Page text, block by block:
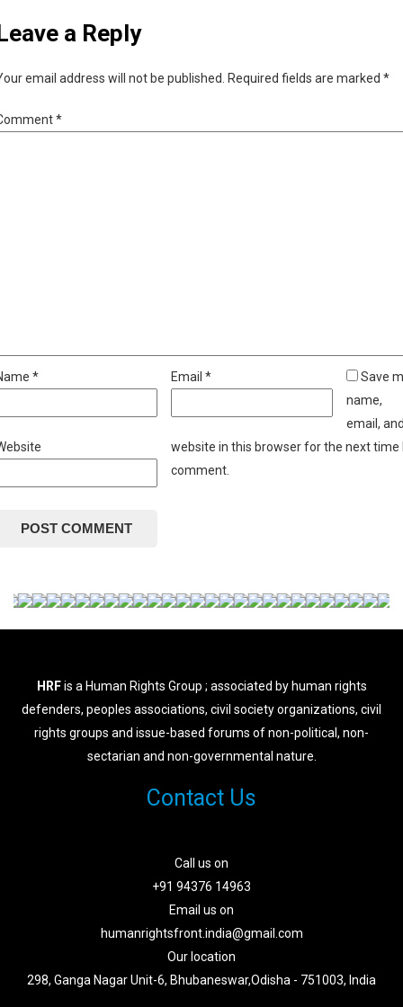
a Reply
email address will not be published. Required fields are marked *
*
* Email *
Save
name,
email,
website in this browser for the next time
comment.
HRFis a Human Rights Group ; associated by human rights
defenders, peoples associations, civil society organizations, civil
rights groups and issue-based forums of non-political, non-
sectarian and non-governmental nature.
Contact Us
Call us on
+91 94376 14963
Email us on
humanrightsfront.india@gmail.com
Our location
298, Ganga Nagar Unit-6, Bhubaneswar,Odisha - 751003, India